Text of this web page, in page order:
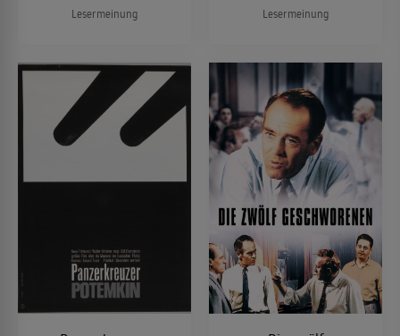
Lesermeinung Lesermeinung